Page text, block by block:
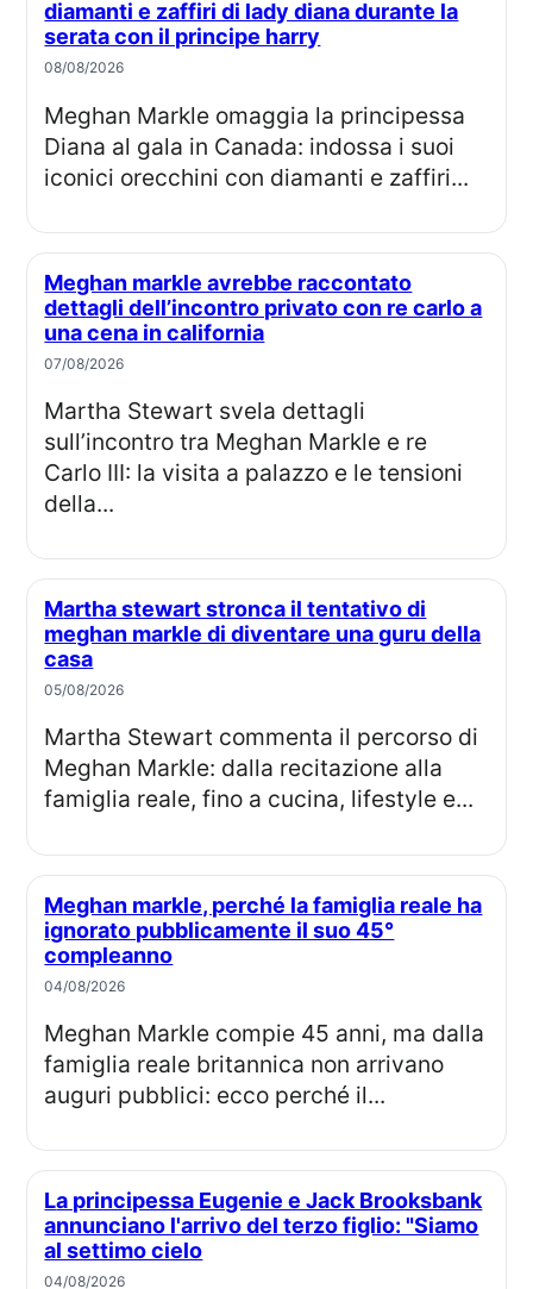
diamanti e zaffiri di lady diana durante la
serata con il principe harry
08/08/2026
Meghan Markle omaggia la principessa
Diana al gala in Canada: indossa i suoi
iconici orecchini con diamanti e zaffiri...
Meghan markle avrebbe raccontato
dettagli dell’incontro privato con re carlo a
una cena in california
07/08/2026
Martha Stewart svela dettagli
sull’incontro tra Meghan Markle e re
Carlo III: la visita a palazzo e le tensioni
della...
Martha stewart stronca il tentativo di
meghan markle di diventare una guru della
casa
05/08/2026
Martha Stewart commenta il percorso di
Meghan Markle: dalla recitazione alla
famiglia reale, fino a cucina, lifestyle e...
Meghan markle, perché la famiglia reale ha
ignorato pubblicamente il suo 45°
compleanno
04/08/2026
Meghan Markle compie 45 anni, ma dalla
famiglia reale britannica non arrivano
auguri pubblici: ecco perché il...
La principessa Eugenie e Jack Brooksbank
annunciano l'arrivo del terzo figlio: "Siamo
al settimo cielo
04/08/2026